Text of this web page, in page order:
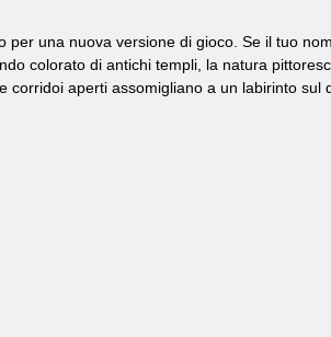
una nuova versione di gioco. Se il tuo
colorato di antichi templi, la natura
aperti assomigliano a un labirinto sul